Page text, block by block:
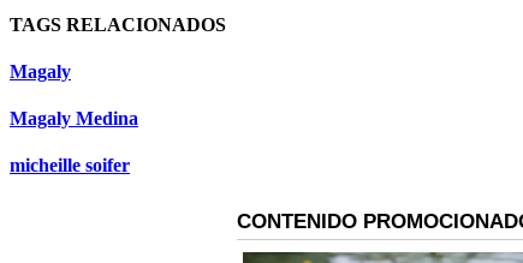
TAGS RELACIONADOS
Magaly
Magaly Medina
micheille soifer